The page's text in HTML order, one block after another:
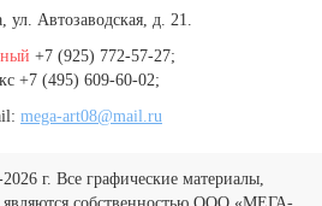
ул. Автозаводская, д. 21.
+7 (925) 772-57-27;
+7 (495) 609-60-02;
mega-art08@mail.ru
г. Все графические материалы,